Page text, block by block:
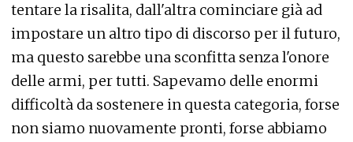
tentare la risalita, dall'altra cominciare già ad
impostare un altro tipo di discorso per il futuro,
ma questo sarebbe una sconfitta senza l'onore
delle armi, per tutti. Sapevamo delle enormi
difficoltà da sostenere in questa categoria, forse
non siamo nuovamente pronti, forse abbiamo